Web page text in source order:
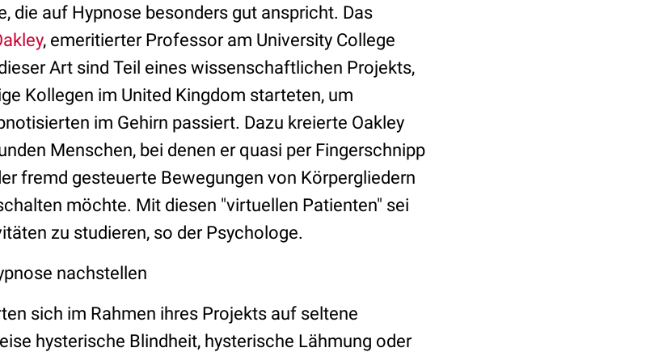
die auf Hypnose besonders gut anspricht. Das
, emeritierter Professor am University College
Art sind Teil eines wissenschaftlichen Projekts,
Kollegen im United Kingdom starteten, um
im Gehirn passiert. Dazu kreierte Oakley
Menschen, bei denen er quasi per Fingerschnipp
fremd gesteuerte Bewegungen von Körpergliedern
möchte. Mit diesen "virtuellen Patienten" sei
zu studieren, so der Psychologe.
nachstellen
sich im Rahmen ihres Projekts auf seltene
hysterische Blindheit, hysterische Lähmung oder